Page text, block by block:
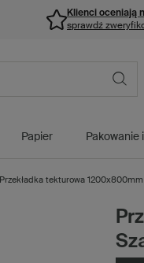
Klienci oceniają
sprawdź
Papier Pakowanie
Przekładka tekturowa